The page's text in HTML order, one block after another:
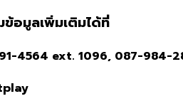
อมูลเพิ่มเติมได้ที่
4564 ext. 1096, 087-984-